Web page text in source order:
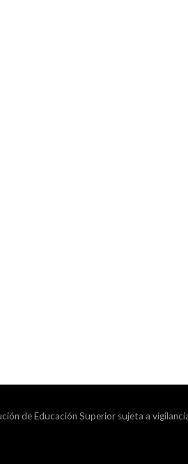
de Educación Superior sujeta a